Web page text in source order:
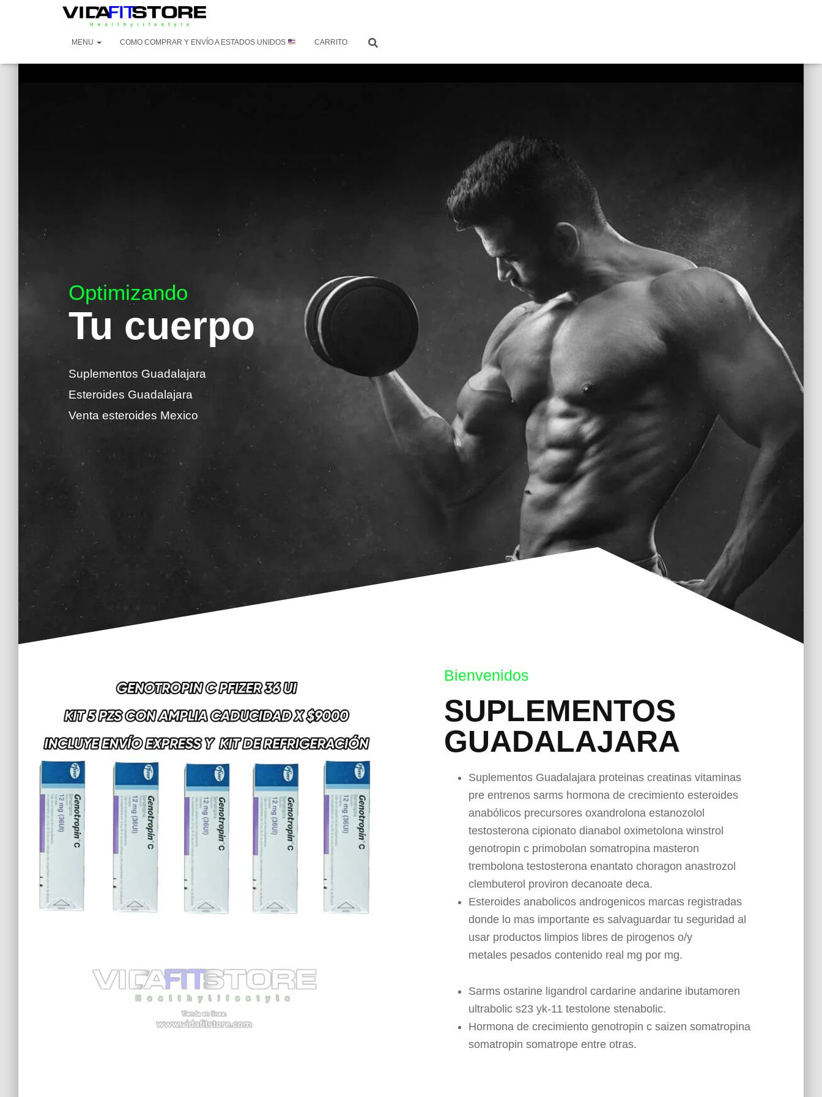
MENU COMO COMPRAR Y ENVÍO A ESTADOS UNIDOS CARRITO
Optimizando
Tu cuerpo
Suplementos Guadalajara
Esteroides Guadalajara
Venta esteroides Mexico
Bienvenidos
SUPLEMENTOS
GUADALAJARA
Suplementos Guadalajara proteinas creatinas vitaminas
pre entrenos sarms hormona de crecimiento esteroides
anabólicos precursores oxandrolona estanozolol
testosterona cipionato dianabol oximetolona winstrol
genotropin c primobolan somatropina masteron
trembolona testosterona enantato choragon anastrozol
clembuterol proviron decanoate deca.
Esteroides anabolicos androgenicos marcas registradas
donde lo mas importante es salvaguardar tu seguridad al
usar productos limpios libres de pirogenos o/y
metales pesados contenido real mg por mg.
Sarms ostarine ligandrol cardarine andarine ibutamoren
ultrabolic s23 yk-11 testolone stenabolic.
Hormona de crecimiento genotropin c saizen somatropina
somatropin somatrope entre otras.